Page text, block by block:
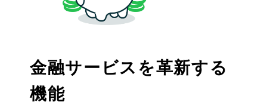
金融サービスを革新する
機能